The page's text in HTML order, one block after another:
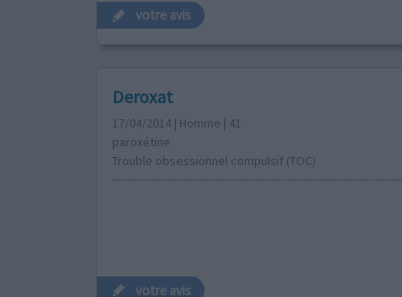
votre avis
Deroxat
17/04/2014 | Homme | 41
paroxétine
Trouble obsessionnel compulsif (TOC)
votre avis